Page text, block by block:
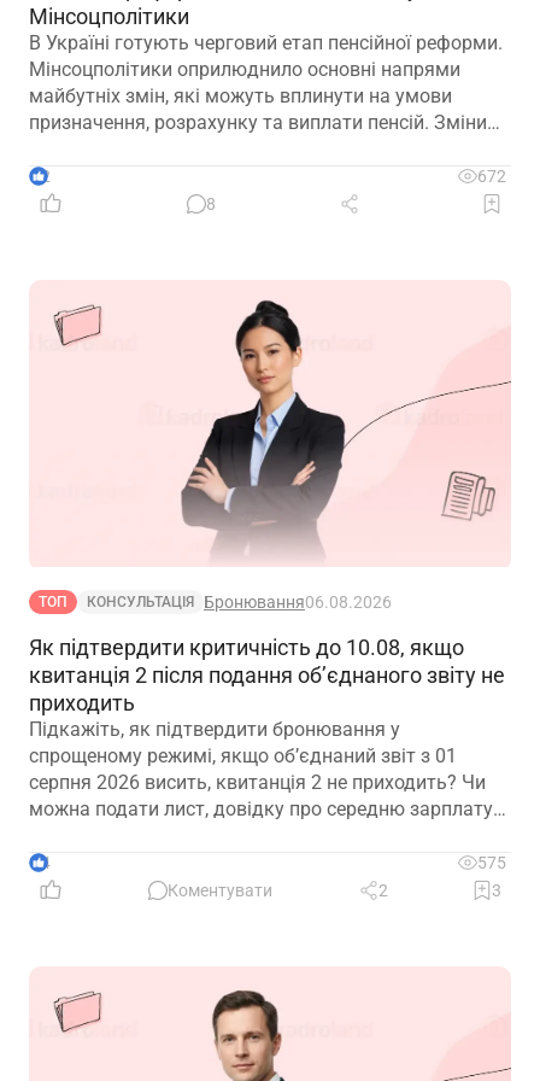
Мінсоцполітики
В Україні готують черговий етап пенсійної реформи.
Мінсоцполітики оприлюднило основні напрями
майбутніх змін, які можуть вплинути на умови
призначення, розрахунку та виплати пенсій. Зміни
2
672
8
ТОП КОНСУЛЬТАЦІЯ Бронювання06.08.2026
Як підтвердити критичність до 10.08, якщо
квитанція 2 після подання об’єднаного звіту не
приходить
Підкажіть, як підтвердити бронювання у
спрощеному режимі, якщо обʼєднаний звіт з 01
серпня 2026 висить, квитанція 2 не приходить? Чи
можна подати лист, довідку про середню зарплату
4
575
Коментувати
2 3